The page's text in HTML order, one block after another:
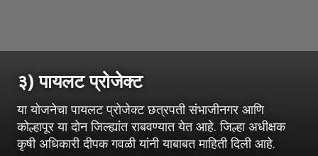
३) पायलट प्रोजेक्ट
या योजनेचा पायलट प्रोजेक्ट छत्रपती संभाजीनगर आणि
कोल्हापूर या दोन जिल्ह्यांत राबवण्यात येत आहे. जिल्हा अधीक्षक
कृषी अधिकारी दीपक गवळी यांनी याबाबत माहिती दिली आहे.